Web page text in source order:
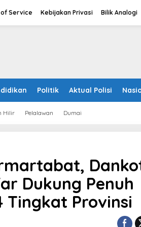
Service Kebijakan Privasi Bilik Analogi
Politik Aktual Polisi
Hilir Pelalawan Dumai
Dukung Penuh
Tingkat Provinsi